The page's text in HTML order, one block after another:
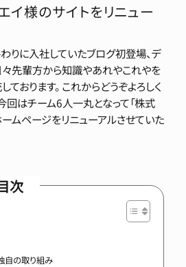
イ様のサイトをリニュー
りに入社していたブログ初登場、デ
々先輩方から知識やあれやこれやを
ております。 これからどうぞよろしく
回はチーム6人一丸となって「株式
ムページをリニューアルさせていた
次
自の取り組み